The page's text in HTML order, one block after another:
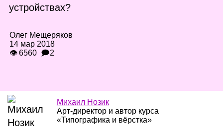
устройствах?
Олег Мещеряков
14 мар 2018
👁 6560 🗩2
Михаил Нозик
Арт‑директор и автор курса
«Типографика и вёрстка»